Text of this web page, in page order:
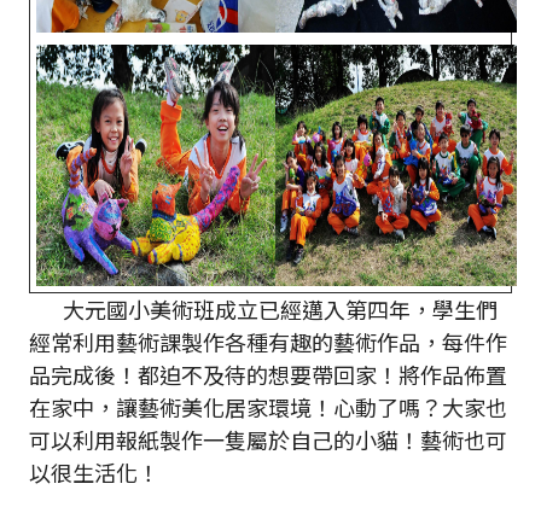
大元國小美術班成立已經邁入第四年，學生們
經常利用藝術課製作各種有趣的藝術作品，每件作
品完成後！都迫不及待的想要帶回家！將作品佈置
在家中，讓藝術美化居家環境！心動了嗎？大家也
可以利用報紙製作一隻屬於自己的小貓！藝術也可
以很生活化！